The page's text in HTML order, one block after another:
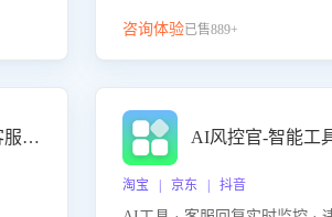
咨询体验已售889+
京东-卡片样式发送欢迎语-[智能客服机器人] AI风控官-智能工
淘宝 | 京东 | 抖音